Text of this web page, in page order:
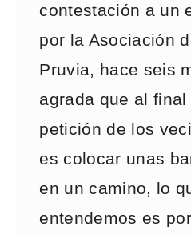
contestación a un
por la Asociación
Pruvia, hace seis
agrada que al
petición de los
es colocar unas
en un camino, lo
entendemos es